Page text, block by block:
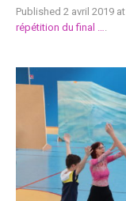
Published 2 avril 2019
répétition du final ….